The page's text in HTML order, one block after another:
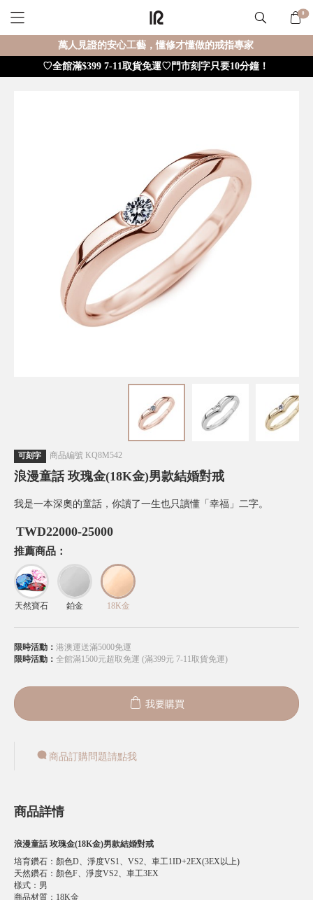
0
萬人見證的安心工藝，懂修才懂做的戒指專家
♡全館滿$399 7-11取貨免運♡門市刻字只要10分鐘！
可刻字 商品編號 KQ8M542
浪漫童話 玫瑰金(18K金)男款結婚對戒
我是一本深奧的童話，你讀了一生也只讀懂「幸福」二字。
TWD22000-25000
推薦商品：
天然寶石 鉑金 18K金
限時活動： 港澳運送滿5000免運
限時活動： 全館滿1500元超取免運 (滿399元 7-11取貨免運)
我要購買
商品訂購問題請點我
商品詳情
浪漫童話 玫瑰金(18K金)男款結婚對戒
培育鑽石 ： 顏色D、淨度VS1、VS2、車工1ID+2EX(3EX以上)
天然鑽石 ： 顏色F、淨度VS2、車工3EX
樣式 ： 男
商品材質 ： 18K金